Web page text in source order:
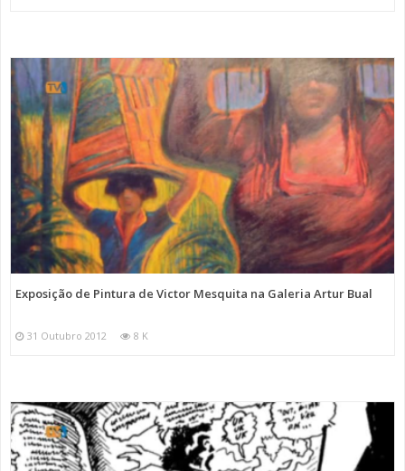
Exposição de Pintura de Victor Mesquita na Galeria Artur Bual
31 Outubro 2012 8 K